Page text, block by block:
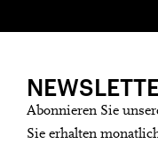
Abonnieren Sie
Sie erhalten